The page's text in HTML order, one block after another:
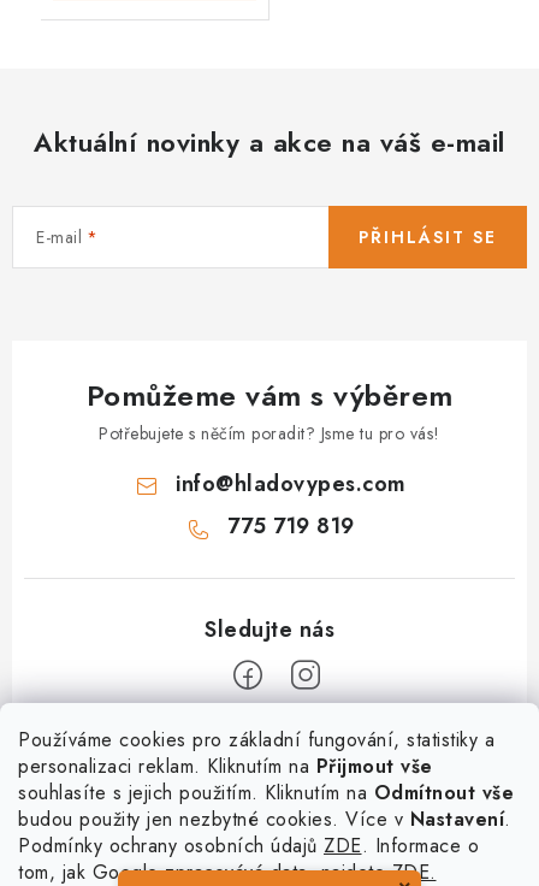
Používáme cookies pro základní fungování, statistiky a
personalizaci reklam. Kliknutím na Přijmout vše
souhlasíte s jejich použitím. Kliknutím na Odmítnout vše
budou použity jen nezbytné cookies. Více v Nastavení.
Podmínky ochrany osobních údajů ZDE. Informace o
tom, jak Google zpracovává data, najdeteZDE.
Aktuální novinky a akce na váš e-mail
E-mail PŘIHLÁSIT SE
Pomůžeme vám s výběrem
Potřebujete s něčím poradit? Jsme tu pro vás!
info@hladovypes.com
775 719 819
Informace
O nás
Služby